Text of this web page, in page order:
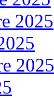
2025
2025